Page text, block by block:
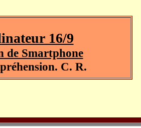
16/9
de Smartphone
C. R.